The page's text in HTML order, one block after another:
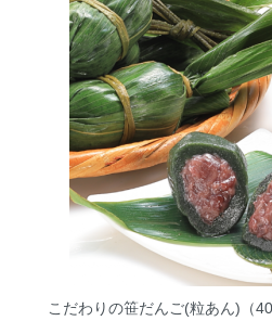
こだわりの笹だんご(粒あん)（40